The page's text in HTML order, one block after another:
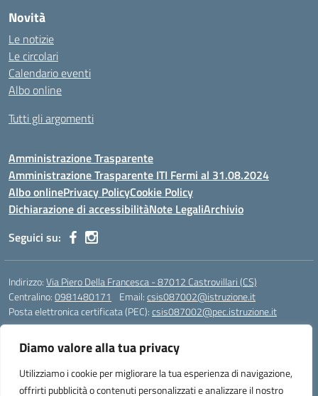
Diamo valore alla tua privacy
Utilizziamo i cookie per migliorare la tua esperienza di navigazione,
offrirti pubblicità o contenuti personalizzati e analizzare il nostro
Novità
Le notizie
Le circolari
Calendario eventi
Albo online
Tutti gli argomenti
Amministrazione Trasparente
Amministrazione Trasparente ITI Fermi al 31.08.2024
Albo onlinePrivacy PolicyCookie Policy
Dichiarazione di accessibilitàNote LegaliArchivio
Seguici su:
Indirizzo:Via Piero Della Francesca - 87012 Castrovillari (CS)
Centralino:0981480171 Email:csis087002@istruzione.it
Posta elettronica certificata (PEC):csis087002@pec.istruzione.it
Codice meccanografico:CSIS087002
Codice Indice delle Pubbliche Amministrazioni (IPA): PNG4CA8K
Codice unico di fatturazione (CUF): R8N7JA